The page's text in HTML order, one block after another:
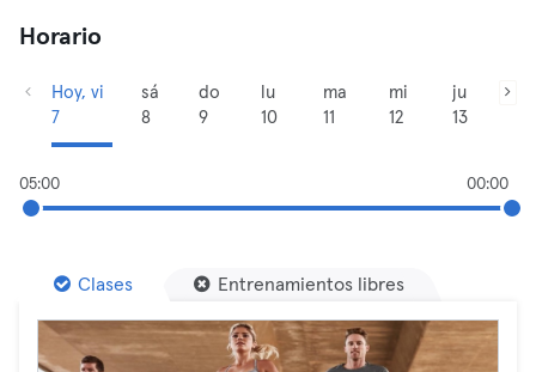
Horario
Hoy, vi
7
sá
8
do
9
lu
10
ma
11
mi
12
ju
13
05:00 00:00
Clases Entrenamientos libres